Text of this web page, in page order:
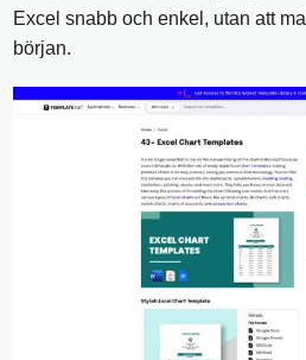
Excel snabb och enkel, utan att
början.